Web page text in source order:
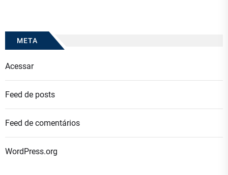
META
Acessar
Feed de posts
Feed de comentários
WordPress.org